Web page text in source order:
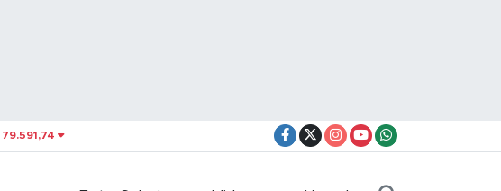
79.591,74